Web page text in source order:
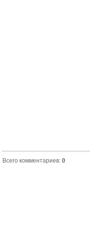
Всего комментариев: 0